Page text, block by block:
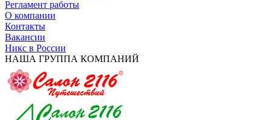
Регламент работы
О компании
Контакты
Вакансии
Никс в России
НАША ГРУППА КОМПАНИЙ